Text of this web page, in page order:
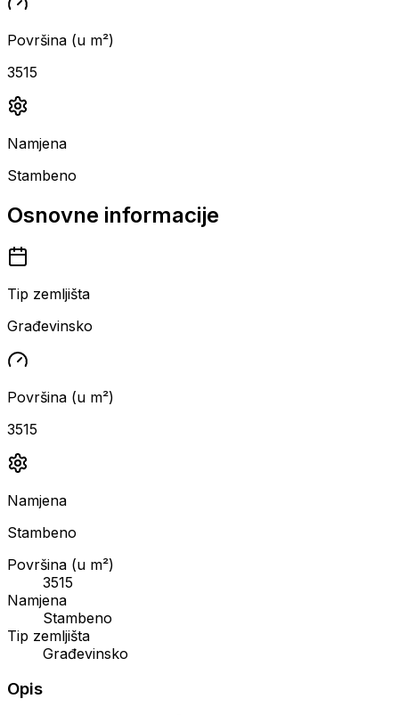
Površina (u m²)
3515
Namjena
Stambeno
Osnovne informacije
Tip zemljišta
Građevinsko
Površina (u m²)
3515
Namjena
Stambeno
Površina (u m²)
3515
Namjena
Stambeno
Tip zemljišta
Građevinsko
Opis